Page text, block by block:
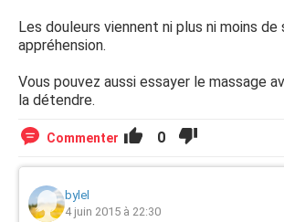
Les douleurs viennent ni plus ni moins de
appréhension.
Vous pouvez aussi essayer le massage
la détendre.
Commenter 0
bylel
4 juin 2015 à 22:30